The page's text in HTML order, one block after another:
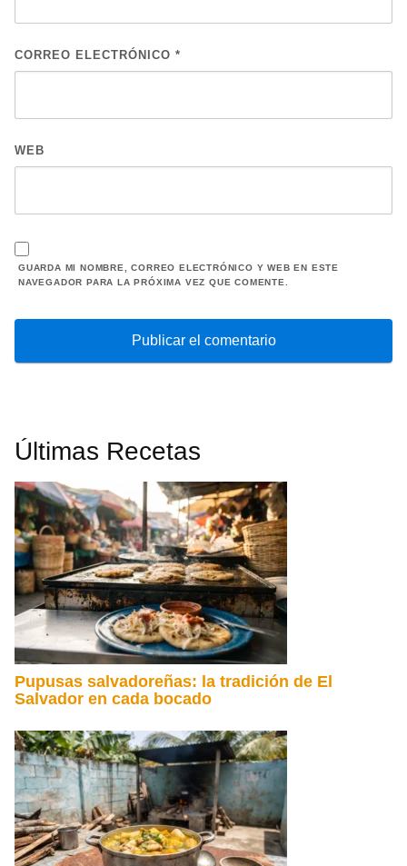
CORREO ELECTRÓNICO *
WEB
GUARDA MI NOMBRE, CORREO ELECTRÓNICO Y WEB EN ESTE
NAVEGADOR PARA LA PRÓXIMA VEZ QUE COMENTE.
Últimas Recetas
Pupusas salvadoreñas: la tradición de El
Salvador en cada bocado